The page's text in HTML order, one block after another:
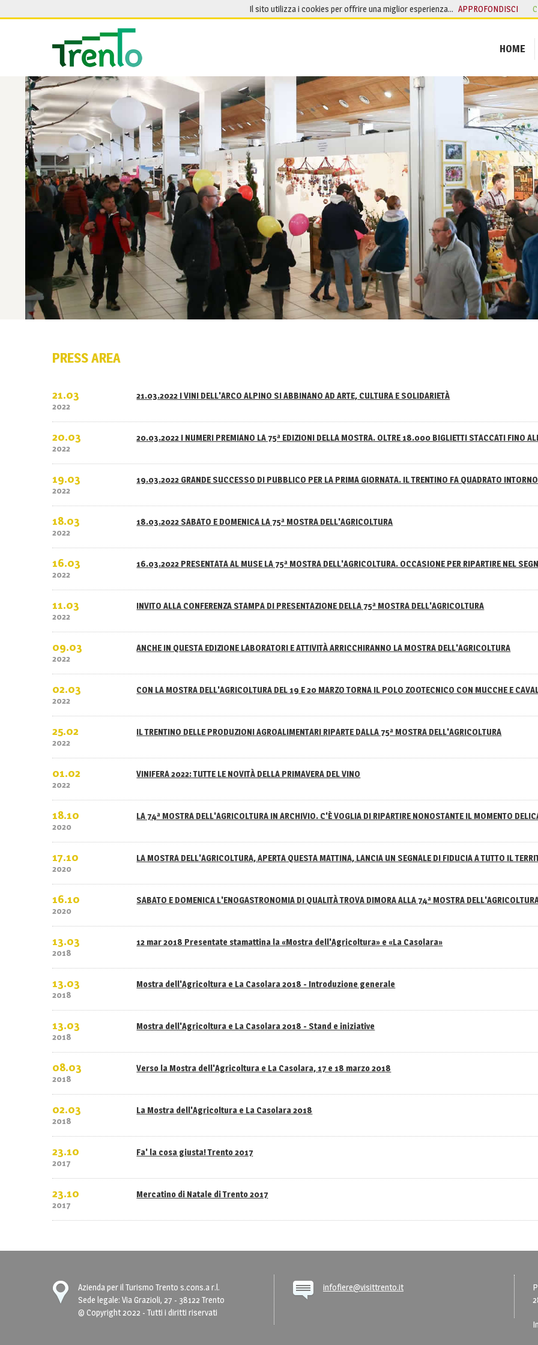
HOME
PRESS AREA
21.03
2022
21.03.2022 I VINI DELL'ARCO ALPINO SI ABBINANO AD ARTE, CULTURA E SOLIDARIETÀ
20.03
2022
20.03.2022 I NUMERI PREMIANO LA 75ª EDIZIONI DELLA MOSTRA. OLTRE 18.000 BIGLIETTI STACCATI FINO
19.03
2022
19.03.2022 GRANDE SUCCESSO DI PUBBLICO PER LA PRIMA GIORNATA. IL TRENTINO FA QUADRATO
18.03
2022
18.03.2022 SABATO E DOMENICA LA 75ª MOSTRA DELL'AGRICOLTURA
16.03
2022
16.03.2022 PRESENTATA AL MUSE LA 75ª MOSTRA DELL'AGRICOLTURA. OCCASIONE PER RIPARTIRE NEL
11.03
2022
INVITO ALLA CONFERENZA STAMPA DI PRESENTAZIONE DELLA 75ª MOSTRA DELL'AGRICOLTURA
09.03
2022
ANCHE IN QUESTA EDIZIONE LABORATORI E ATTIVITÀ ARRICCHIRANNO LA MOSTRA DELL'AGRICOLTURA
02.03
2022
CON LA MOSTRA DELL'AGRICOLTURA DEL 19 E 20 MARZO TORNA IL POLO ZOOTECNICO CON MUCCHE E
25.02
2022
IL TRENTINO DELLE PRODUZIONI AGROALIMENTARI RIPARTE DALLA 75ª MOSTRA DELL'AGRICOLTURA
01.02
2022
VINIFERA 2022: TUTTE LE NOVITÀ DELLA PRIMAVERA DEL VINO
18.10
2020
LA 74ª MOSTRA DELL'AGRICOLTURA IN ARCHIVIO. C'È VOGLIA DI RIPARTIRE NONOSTANTE IL MOMENTO
17.10
2020
LA MOSTRA DELL'AGRICOLTURA, APERTA QUESTA MATTINA, LANCIA UN SEGNALE DI FIDUCIA A TUTTO IL
16.10
2020
SABATO E DOMENICA L'ENOGASTRONOMIA DI QUALITÀ TROVA DIMORA ALLA 74ª MOSTRA
13.03
2018
12 mar 2018 Presentate stamattina la «Mostra dell'Agricoltura» e «La Casolara»
13.03
2018
Mostra dell'Agricoltura e La Casolara 2018 - Introduzione generale
13.03
2018
Mostra dell'Agricoltura e La Casolara 2018 - Stand e iniziative
08.03
2018
Verso la Mostra dell'Agricoltura e La Casolara, 17 e 18 marzo 2018
02.03
2018
La Mostra dell'Agricoltura e La Casolara 2018
23.10
2017
Fa' la cosa giusta! Trento 2017
23.10
2017
Mercatino di Natale di Trento 2017
Azienda per il Turismo Trento s.cons.a r.l.
Sede legale: Via Grazioli, 27 - 38122 Trento
© Copyright 2022 - Tutti i diritti riservati
infofiere@visittrento.it
Il sito utilizza i cookies per offrire una miglior esperienza… APPROFONDISCI